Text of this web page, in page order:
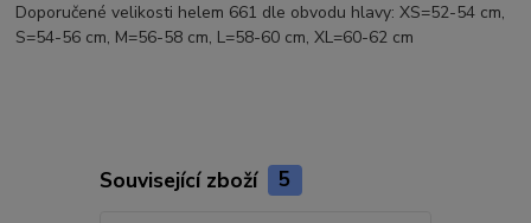
Doporučené velikosti helem 661 dle obvodu hlavy: XS=52-54 cm,
S=54-56 cm, M=56-58 cm, L=58-60 cm, XL=60-62 cm
Související zboží 5